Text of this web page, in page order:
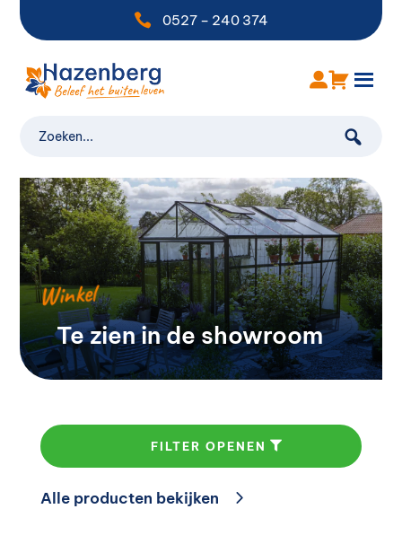
 0527 – 240 374
Winkel
Te zien in de showroom
FILTER OPENEN
Alle producten bekijken